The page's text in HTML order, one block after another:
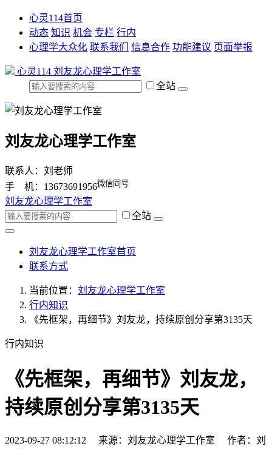
心灵114首页
动态 知识 机会 专栏 行内
心理学大众化 联系我们 信息合作 功能建议 页面举报
心灵114 刘友龙心理学工作室
全站
刘友龙心理学工作室
联系人：刘老师
手 机：13673691956微信同号
刘友龙心理学工作室
全站
刘友龙心理学工作室首页
联系方式
当前位置： 刘友龙心理学工作室
行内知识
《先框架，再细节》刘友龙，持续原创分享第3135天
行内知识
《先框架，再细节》刘友龙，
持续原创分享第3135天
2023-09-27 08:12:12 来源：刘友龙心理学工作室 作者：刘